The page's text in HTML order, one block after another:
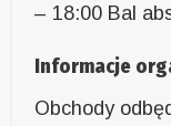
– 18:00 Bal
Informacje
Obchody